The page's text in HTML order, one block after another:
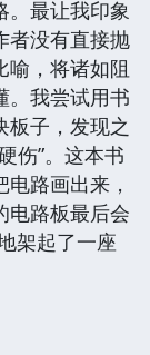
。最让我印象
者没有直接抛
喻，将诸如阻
。我尝试用书
板子，发现之
伤”。这本书
路画出来，
电路板最后会
架起了一座